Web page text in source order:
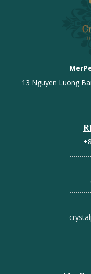
13 Nguyen Luong